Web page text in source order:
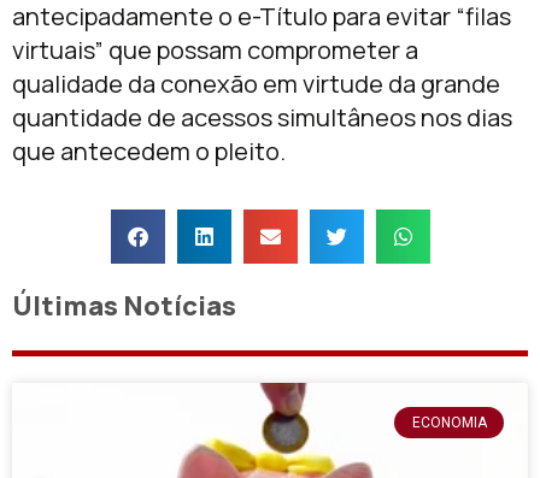
antecipadamente o e-Título para evitar “filas
virtuais” que possam comprometer a
qualidade da conexão em virtude da grande
quantidade de acessos simultâneos nos dias
que antecedem o pleito.
Últimas Notícias
ECONOMIA